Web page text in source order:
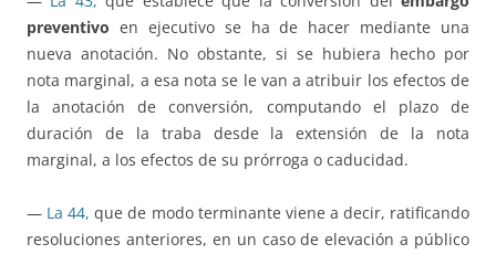
preventivo en ejecutivo se ha de hacer mediante una
nueva anotación. No obstante, si se hubiera hecho por
nota marginal, a esa nota se le van a atribuir los efectos de
la anotación de conversión, computando el plazo de
duración de la traba desde la extensión de la nota
marginal, a los efectos de su prórroga o caducidad.
— La 44, que de modo terminante viene a decir, ratificando
resoluciones anteriores, en un caso de elevación a público